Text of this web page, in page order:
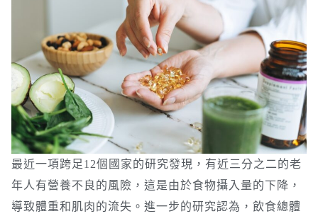
最近一項跨足12個國家的研究發現，有近三分之二的老
年人有營養不良的風險，這是由於食物攝入量的下降，
導致體重和肌肉的流失。進一步的研究認為，飲食總體